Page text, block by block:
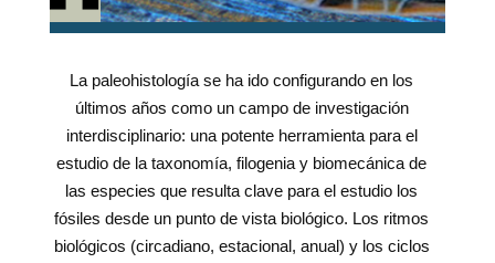
La paleohistología se ha ido configurando en los
últimos años como un campo de investigación
interdisciplinario: una potente herramienta para el
estudio de la taxonomía, filogenia y biomecánica de
las especies que resulta clave para el estudio los
fósiles desde un punto de vista biológico. Los ritmos
biológicos (circadiano, estacional, anual) y los ciclos